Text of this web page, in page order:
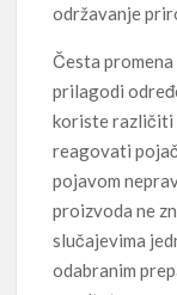
održavanje
Česta
prilagodi
koriste različiti
reagovati
pojavom
proizvoda ne
slučajevima
odabranim